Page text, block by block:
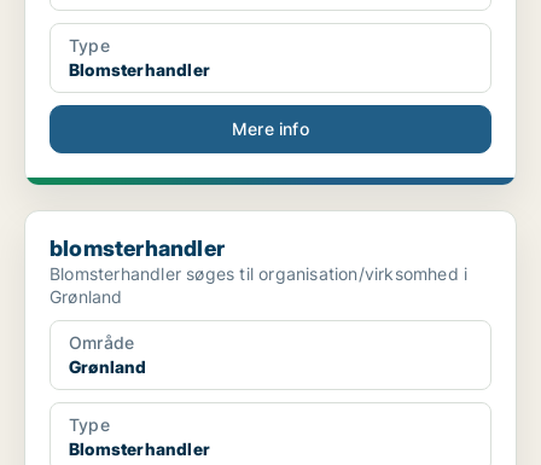
Type
Blomsterhandler
Mere info
blomsterhandler
blomsterhandler
Blomsterhandler søges til organisation/virksomhed i
Grønland
Område
Grønland
Type
Blomsterhandler